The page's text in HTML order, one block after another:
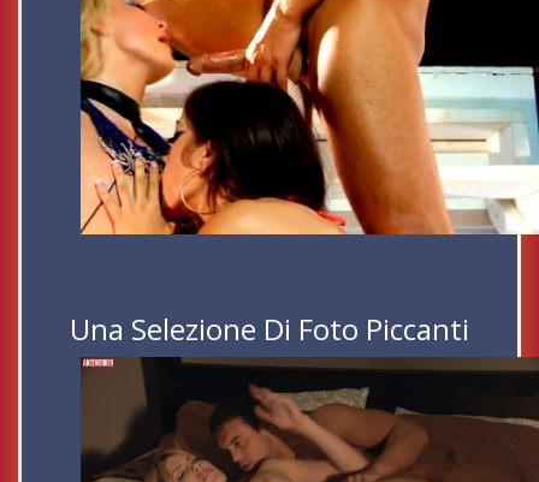
Una Selezione Di Foto Piccanti